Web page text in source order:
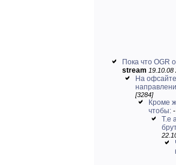
Пока что OGR
stream 19.10.08
На
[3284]
Кроме
чтобы: -
Т.е